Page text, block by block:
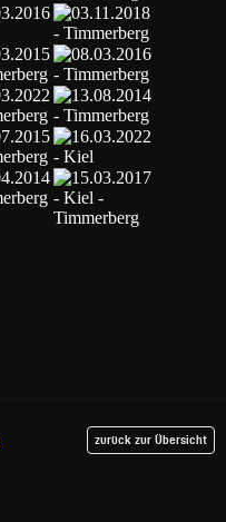
zurück zur Übersicht